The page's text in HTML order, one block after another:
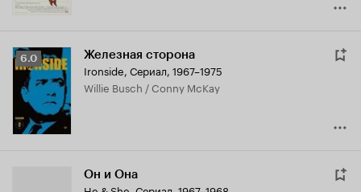
Рейтинг
Кинопоиска
6.0
6.0 Железная сторона
Ironside, Сериал, 1967–1975
Willie Busch / Conny McKay
Он и Она